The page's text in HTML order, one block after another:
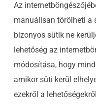
Az
manuálisan törölheti a
bizonyos sütik ne
lehetőség az
módosítása, hogy
amikor süti kerül
ezekről a